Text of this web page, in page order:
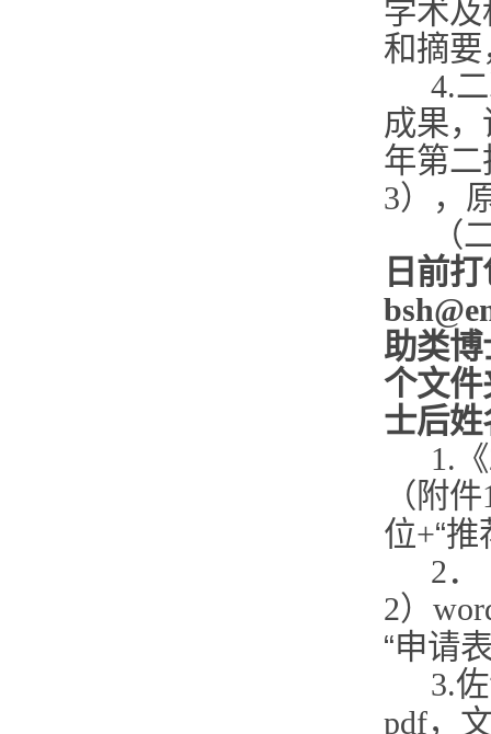
学术
和摘
4.
成果
年第
3），
（
日前
助类
个文件
士后姓
1.
（附
位+“推
2．
2）
“申请
3.
pdf，